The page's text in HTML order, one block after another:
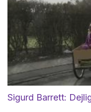
Sigurd Barrett: